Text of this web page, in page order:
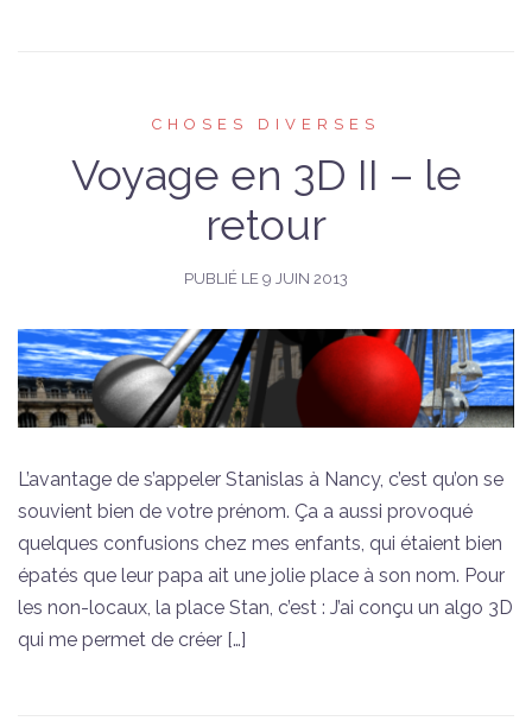
CHOSES DIVERSES
Voyage en 3D II – le
retour
PUBLIÉ LE 9 JUIN 2013
L’avantage de s’appeler Stanislas à Nancy, c’est qu’on se
souvient bien de votre prénom. Ça a aussi provoqué
quelques confusions chez mes enfants, qui étaient bien
épatés que leur papa ait une jolie place à son nom. Pour
les non-locaux, la place Stan, c’est : J’ai conçu un algo 3D
qui me permet de créer […]